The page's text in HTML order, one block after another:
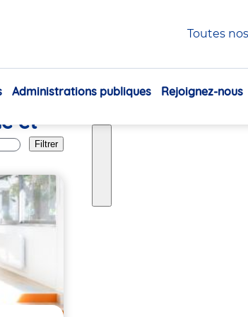
Toutes
Navigation
Administrations publiques Rejoignez-nous
Filtrer
et